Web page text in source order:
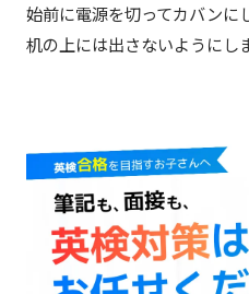
始前に電源を切ってカバンに
机の上には出さないようにし